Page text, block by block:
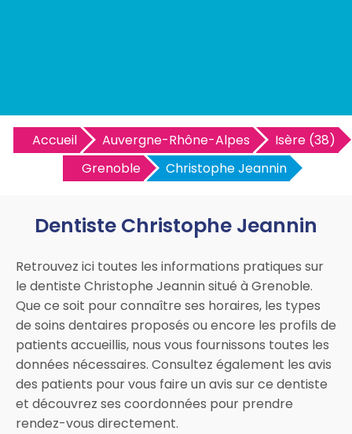
Accueil Auvergne-Rhône-Alpes
Isère (38)
Grenoble
Christophe Jeannin
Dentiste Christophe Jeannin
Retrouvez ici toutes les informations pratiques sur
le dentiste Christophe Jeannin situé à Grenoble.
Que ce soit pour connaître ses horaires, les types
de soins dentaires proposés ou encore les profils de
patients accueillis, nous vous fournissons toutes les
données nécessaires. Consultez également les avis
des patients pour vous faire un avis sur ce dentiste
et découvrez ses coordonnées pour prendre
rendez-vous directement.